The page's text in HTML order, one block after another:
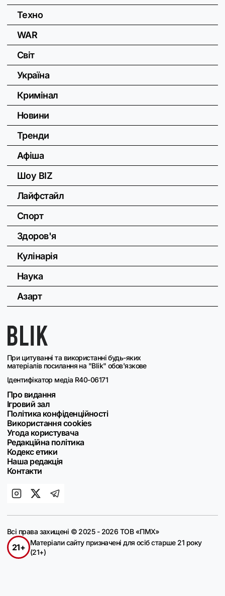
При цитуванні та використанні будь-яких
матеріалів посилання на "Blik" обов'язкове
Ідентифікатор медіа R40-06171
Про видання
Ігровий зал
Політика конфіденційності
Використання cookies
Угода користувача
Редакційна політика
Кодекс етики
Наша редакція
Контакти
Техно
WAR
Світ
Україна
Кримінал
Новини
Тренди
Афіша
Шоу BIZ
Лайфстайл
Спорт
Здоров'я
Кулінарія
Наука
Азарт
Всі права захищені © 2025 - 2026 ТОВ «ПМХ»
21+
Матеріали сайту призначені для осіб старше 21 року
(21+)